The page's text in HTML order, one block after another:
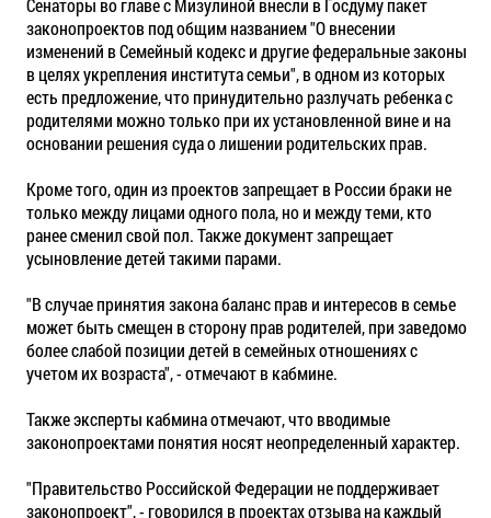
Сенаторы во главе с Мизулиной внесли в Госдуму пакет
законопроектов под общим названием "О внесении
изменений в Семейный кодекс и другие федеральные законы
в целях укрепления института семьи", в одном из которых
есть предложение, что принудительно разлучать ребенка с
родителями можно только при их установленной вине и на
основании решения суда о лишении родительских прав.
Кроме того, один из проектов запрещает в России браки не
только между лицами одного пола, но и между теми, кто
ранее сменил свой пол. Также документ запрещает
усыновление детей такими парами.
"В случае принятия закона баланс прав и интересов в семье
может быть смещен в сторону прав родителей, при заведомо
более слабой позиции детей в семейных отношениях с
учетом их возраста", - отмечают в кабмине.
Также эксперты кабмина отмечают, что вводимые
законопроектами понятия носят неопределенный характер.
"Правительство Российской Федерации не поддерживает
законопроект", - говорился в проектах отзыва на каждый